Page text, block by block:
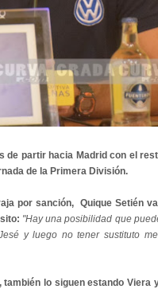
de partir hacia Madrid con el
de la Primera División.
por sanción, Quique Setién
"Hay una posibilidad que
y luego no tener sustituto
lo siguen estando Viera